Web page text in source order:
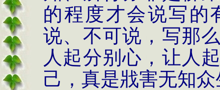
的程度才会说写的
说、不可说，写那
人起分别心，让人
己，真是戕害无知